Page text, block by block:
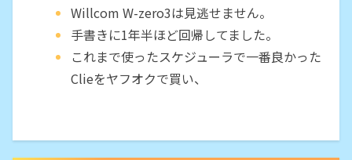
Willcom W-zero3は見逃せません。
手書きに1年半ほど回帰してました。
これまで使ったスケジューラで一番良かった
Clieをヤフオクで買い、